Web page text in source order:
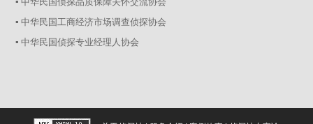
▪ 中华民国工商经济市场调查侦探协会
▪ 中华民国侦探专业经理人协会